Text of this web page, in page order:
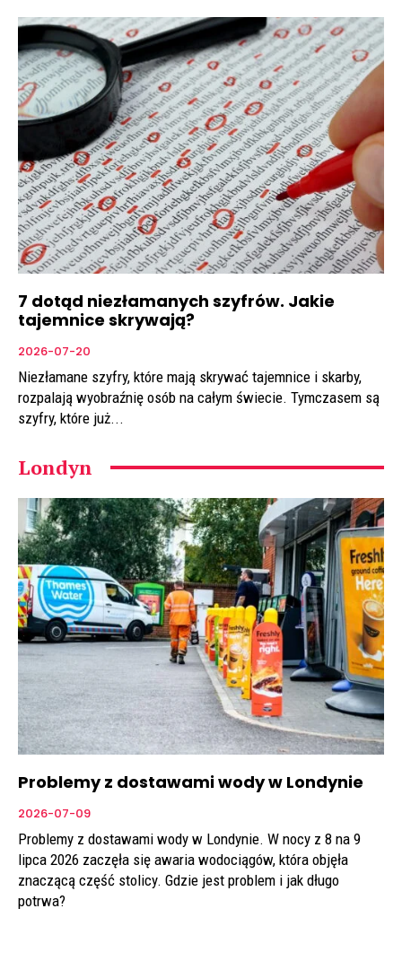
7 dotąd niezłamanych szyfrów. Jakie
tajemnice skrywają?
2026-07-20
Niezłamane szyfry, które mają skrywać tajemnice i skarby,
rozpalają wyobraźnię osób na całym świecie. Tymczasem są
szyfry, które już...
Londyn
Problemy z dostawami wody w Londynie
2026-07-09
Problemy z dostawami wody w Londynie. W nocy z 8 na 9
lipca 2026 zaczęła się awaria wodociągów, która objęła
znaczącą część stolicy. Gdzie jest problem i jak długo
potrwa?